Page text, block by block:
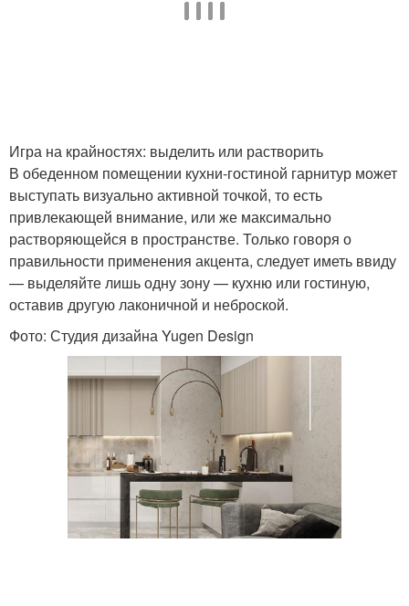
Игра на крайностях: выделить или растворить
В обеденном помещении кухни-гостиной гарнитур может
выступать визуально активной точкой, то есть
привлекающей внимание, или же максимально
растворяющейся в пространстве. Только говоря о
правильности применения акцента, следует иметь ввиду
— выделяйте лишь одну зону — кухню или гостиную,
оставив другую лаконичной и неброской.
Фото: Студия дизайна Yugen Design